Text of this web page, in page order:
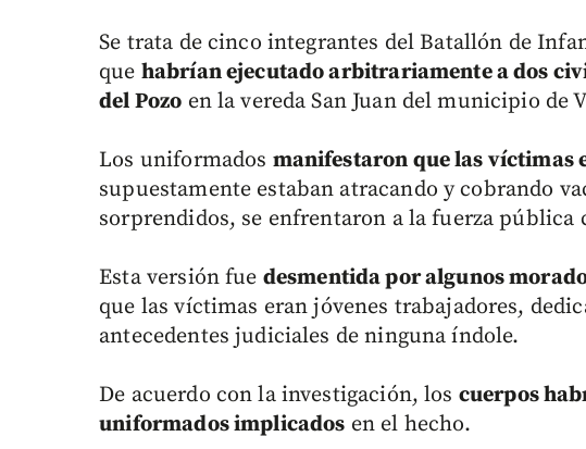
Se trata de cinco integrantes del Batallón de
que habrían ejecutado arbitrariamente a dos
del Pozo en la vereda San Juan del municipio de
Los uniformados manifestaron que las víctimas
supuestamente estaban atracando y cobrando
sorprendidos, se enfrentaron a la fuerza pública
Esta versión fue desmentida por algunos
que las víctimas eran jóvenes trabajadores,
antecedentes judiciales de ninguna índole.
De acuerdo con la investigación, los cuerpos
uniformados implicados en el hecho.